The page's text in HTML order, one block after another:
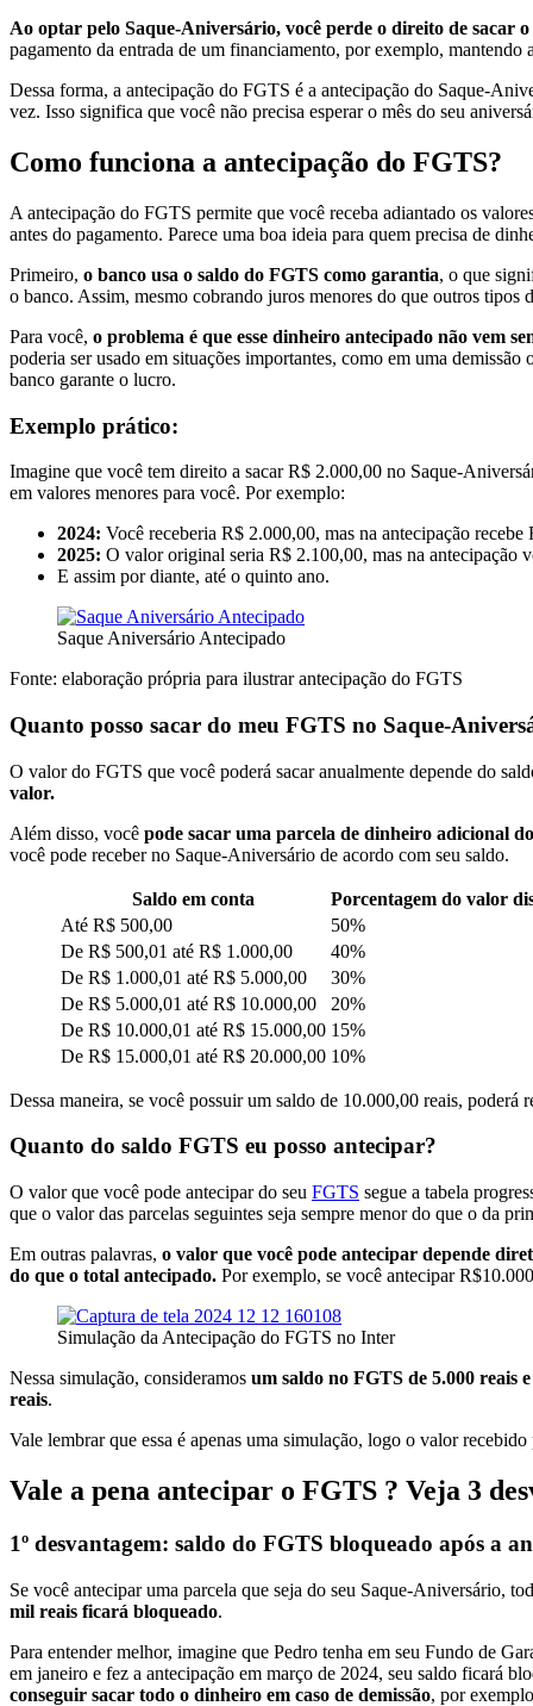
Ao optar pelo Saque-Aniversário, você perde o direito de sacar
pagamento da entrada de um financiamento, por exemplo,
Dessa forma, a antecipação do FGTS é a antecipação do Saque-
vez. Isso significa que você não precisa esperar o mês do seu
Como funciona a antecipação do FGTS?
A antecipação do FGTS permite que você receba adiantado os
antes do pagamento. Parece uma boa ideia para quem precisa de
Primeiro, o banco usa o saldo do FGTS como garantia, o que
o banco. Assim, mesmo cobrando juros menores do que outros tipos
Para você, o problema é que esse dinheiro antecipado não vem
poderia ser usado em situações importantes, como em uma
banco garante o lucro.
Exemplo prático:
Imagine que você tem direito a sacar R$ 2.000,00 no Saque-
em valores menores para você. Por exemplo:
2024: Você receberia R$ 2.000,00, mas na antecipação recebe
2025: O valor original seria R$ 2.100,00, mas na antecipação
E assim por diante, até o quinto ano.
Saque Aniversário Antecipado
Fonte: elaboração própria para ilustrar antecipação do FGTS
Quanto posso sacar do meu FGTS no Saque-
O valor do FGTS que você poderá sacar anualmente depende do
valor.
Além disso, você pode sacar uma parcela de dinheiro adicional
você pode receber no Saque-Aniversário de acordo com seu saldo.
Saldo em conta
Porcentagem do valor
Até R$ 500,00​
50%
De R$ 500,01 até R$ 1.000,00
40%
De R$ 1.000,01 até R$ 5.000,00
30%
De R$ 5.000,01 até R$ 10.000,00
20%
De R$ 10.000,01 até R$ 15.000,00 15%
De R$ 15.000,01 até R$ 20.000,00​ 10%
Dessa maneira, se você possuir um saldo de 10.000,00 reais,
Quanto do saldo FGTS eu posso antecipar?
O valor que você pode antecipar do seu FGTS segue a tabela
que o valor das parcelas seguintes seja sempre menor do que o da
Em outras palavras, o valor que você pode antecipar depende
do que o total antecipado. Por exemplo, se você antecipar
Simulação da Antecipação do FGTS no Inter
Nessa simulação, consideramos um saldo no FGTS de 5.000 reais
reais.
Vale lembrar que essa é apenas uma simulação, logo o valor
Vale a pena antecipar o FGTS ? Veja 3
1º desvantagem: saldo do FGTS bloqueado após a
Se você antecipar uma parcela que seja do seu Saque-Aniversário,
mil reais ficará bloqueado.
Para entender melhor, imagine que Pedro tenha em seu Fundo de
em janeiro e fez a antecipação em março de 2024, seu saldo ficará
conseguir sacar todo o dinheiro em caso de demissão, por